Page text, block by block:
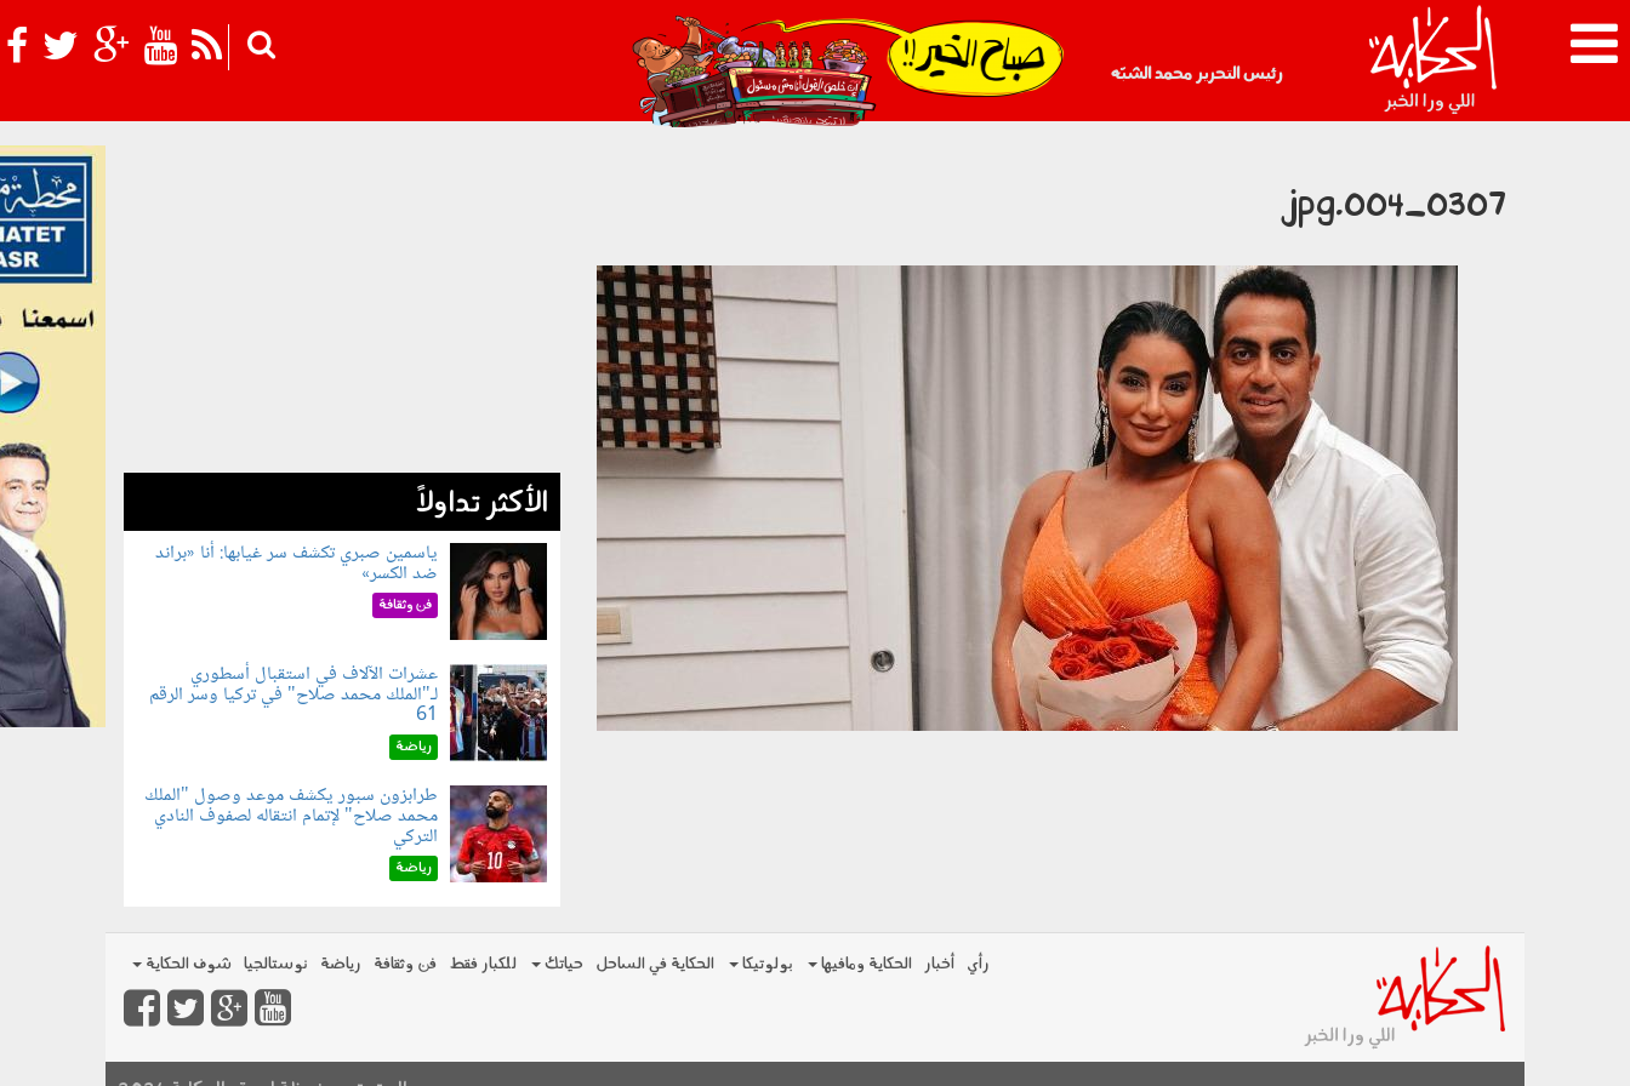
رئيس التحرير محمد الشبّه
021_2.png
0307_004.jpg
الأكثر تداولاً
050802.jpg
ياسمين صبري تكشف سر غيابها: أنا «براند
ضد الكسر»
فن وثقافة
050803.jpg
عشرات الآلاف في استقبال أسطوري
لـ"الملك محمد صلاح" في تركيا وسر الرقم
61
رياضة
050801.jpg
طرابزون سبور يكشف موعد وصول "الملك
محمد صلاح" لإتمام انتقاله لصفوف النادي
التركي
رياضة
رأي أخبار الحكاية ومافيها بولوتيكا الحكاية في الساحل حياتك للكبار فقط فن وثقافة رياضة نوستالجيا شوف الحكاية